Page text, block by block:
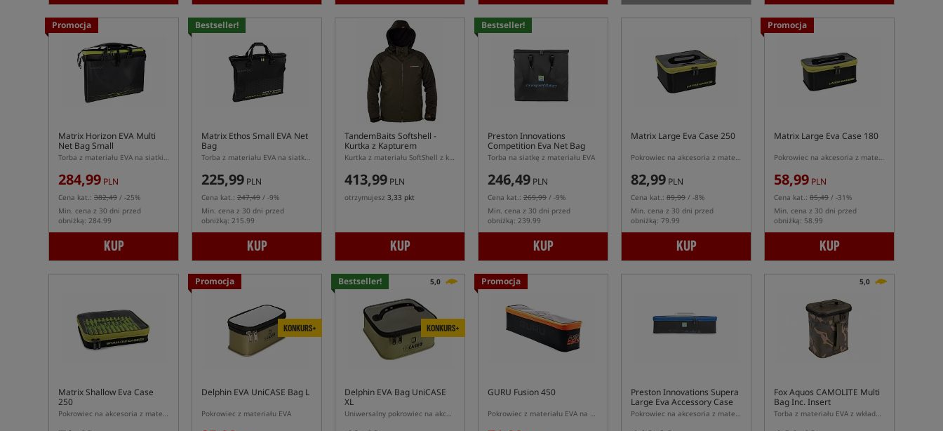
Promocja
Matrix Horizon EVA Multi
Net Bag Small
Torba z materiału EVA na siatki do przechowywania ryb
284,99 PLN
Cena kat.: 382,49 / -25%
Min. cena z 30 dni przed
obniżką: 284.99
KUP
Bestseller!
Matrix Ethos Small EVA Net
Bag
Torba z materiału EVA na siatkę do przechowywania ryb
225,99 PLN
Cena kat.: 247,49 / -9%
Min. cena z 30 dni przed
obniżką: 215.99
KUP
TandemBaits Softshell -
Kurtka z Kapturem
Kurtka z materiału SoftShell z kapturem
413,99 PLN
otrzymujesz 3,33 pkt
KUP
Bestseller!
Preston Innovations
Competition Eva Net Bag
Torba na siatkę z materiału EVA
246,49 PLN
Cena kat.: 269,99 / -9%
Min. cena z 30 dni przed
obniżką: 239.99
KUP
Matrix Large Eva Case 250
Pokrowiec na akcesoria z materiału EVA
82,99 PLN
Cena kat.: 89,99 / -8%
Min. cena z 30 dni przed
obniżką: 79.99
KUP
Promocja
Matrix Large Eva Case 180
Pokrowiec na akcesoria z materiału EVA
58,99 PLN
Cena kat.: 85,49 / -31%
Min. cena z 30 dni przed
obniżką: 58.99
KUP
Matrix Shallow Eva Case
250
Pokrowiec na akcesoria z materiału EVA
Promocja
KONKURS+
Delphin EVA UniCASE Bag L
Pokrowiec z materiału EVA
Bestseller! 5,0
KONKURS+
Delphin EVA Bag UniCASE
XL
Uniwersalny pokrowiec na akcesoria z materiału EVA
Promocja
GURU Fusion 450
Pokrowiec z materiału EVA na akcesoria
Preston Innovations Supera
Large Eva Accessory Case
Pokrowiec na akcesoria z materiału EVA
5,0
Fox Aquos CAMOLITE Multi
Bag Inc. Insert
Torba z materiału EVA z wkładem